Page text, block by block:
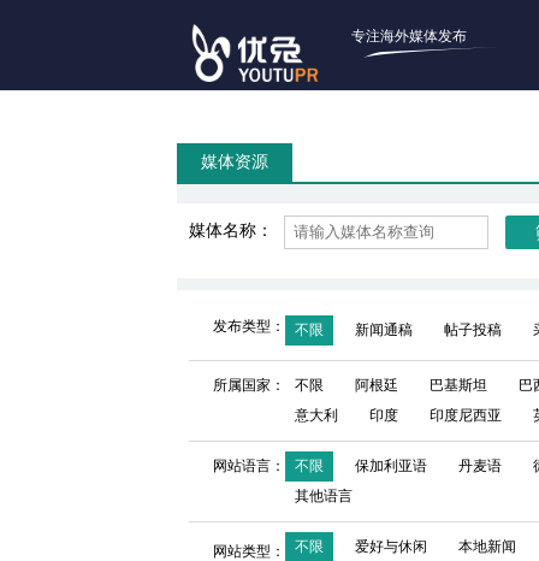
专注海外媒体发布
媒体资源
媒体名称：
发布类型： 不限 新闻通稿 帖子投稿
所属国家： 不限 阿根廷 巴基斯坦
巴
意大利
印度 印度尼西亚
网站语言： 不限 保加利亚语 丹麦语
其他语言
网站类型： 不限 爱好与休闲
本地新闻